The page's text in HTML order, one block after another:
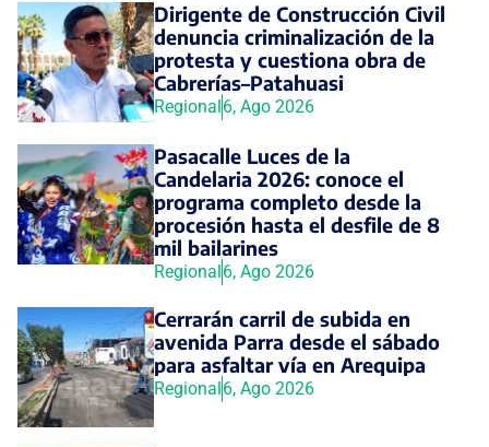
Dirigente de Construcción Civil
denuncia criminalización de la
protesta y cuestiona obra de
Cabrerías–Patahuasi
Regional6, Ago 2026
Pasacalle Luces de la
Candelaria 2026: conoce el
programa completo desde la
procesión hasta el desfile de 8
mil bailarines
Regional6, Ago 2026
Cerrarán carril de subida en
avenida Parra desde el sábado
para asfaltar vía en Arequipa
Regional6, Ago 2026